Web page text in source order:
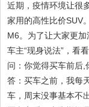
近期，疫情环境让很
家用的高性比价SUV
M6。为了让大家更
车主“现身说法”，看
问：你觉得买车前后,
答：买车之前，我每
车，周末没事基本不